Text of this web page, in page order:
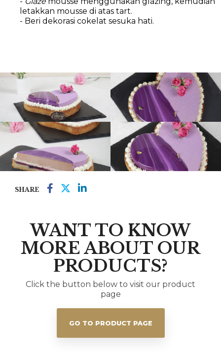
letakkan mousse di atas tart.
- Beri dekorasi cokelat sesuka hati.
SHARE
WANT TO KNOW
MORE ABOUT OUR
PRODUCTS?
Click the button below to visit our product
page
GO TO PRODUCT PAGE